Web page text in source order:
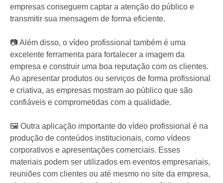
empresas conseguem captar a atenção do público e
transmitir sua mensagem de forma eficiente.
📷 Além disso, o vídeo profissional também é uma
excelente ferramenta para fortalecer a imagem da
empresa e construir uma boa reputação com os clientes.
Ao apresentar produtos ou serviços de forma profissional
e criativa, as empresas mostram ao público que são
confiáveis e comprometidas com a qualidade.
🖼️ Outra aplicação importante do vídeo profissional é na
produção de conteúdos institucionais, como vídeos
corporativos e apresentações comerciais. Esses
materiais podem ser utilizados em eventos empresariais,
reuniões com clientes ou até mesmo no site da empresa,